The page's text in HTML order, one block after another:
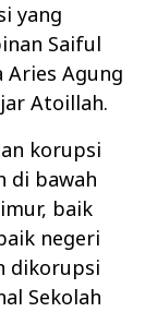
yang
Saiful
Aries Agung
Atoillah.
korupsi
di bawah
baik
negeri
dikorupsi
Sekolah